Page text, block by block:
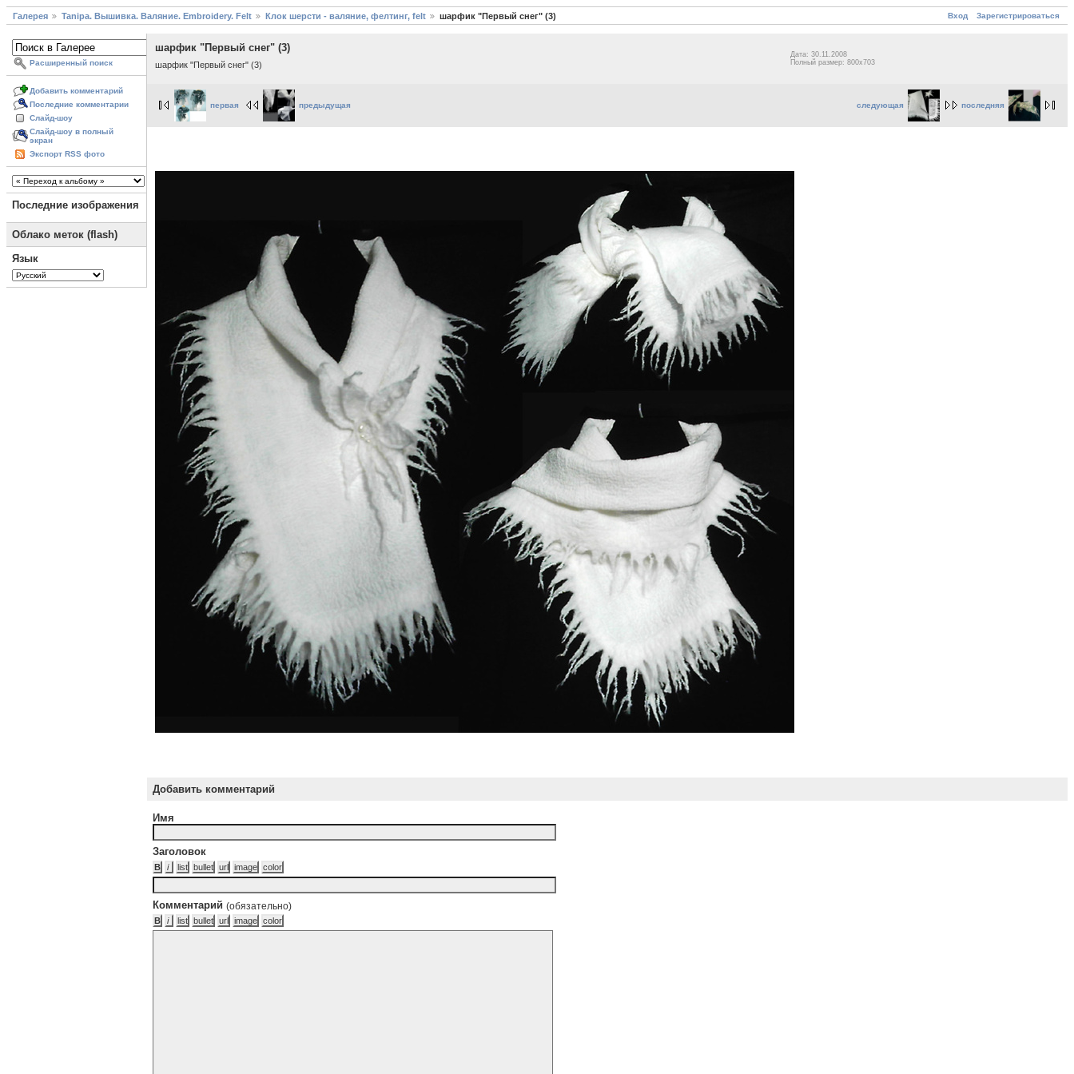
Вход Зарегистрироваться
Галерея Tanipa. Вышивка. Валяние. Embroidery. Felt Клок шерсти - валяние, фелтинг, felt шарфик "Первый снег" (3)
Расширенный поиск
Добавить комментарий
Последние комментарии
Слайд-шоу
Слайд-шоу в полный
экран
Экспорт RSS фото
Последние изображения
Облако меток (flash)
Язык
шарфик "Первый снег" (3)
шарфик "Первый снег" (3)
Дата: 30.11.2008
Полный размер: 800x703
следующая последняя
первая предыдущая
Добавить комментарий
Имя
Заголовок
Комментарий (обязательно)